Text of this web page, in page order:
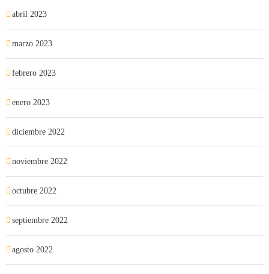
abril 2023
marzo 2023
febrero 2023
enero 2023
diciembre 2022
noviembre 2022
octubre 2022
septiembre 2022
agosto 2022